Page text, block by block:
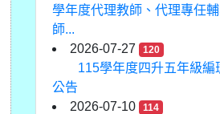
學年度代理教師、代理專任
師...
2026-07-27
120
115學年度四升五年級編
公告
2026-07-10
114